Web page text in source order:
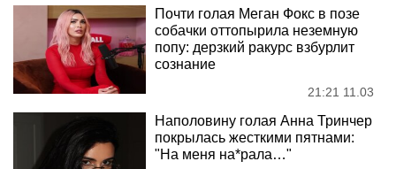
Почти голая Меган Фокс в позе
собачки оттопырила неземную
попу: дерзкий ракурс взбурлит
сознание
21:21 11.03
Наполовину голая Анна Тринчер
покрылась жесткими пятнами:
"На меня на*рала…"